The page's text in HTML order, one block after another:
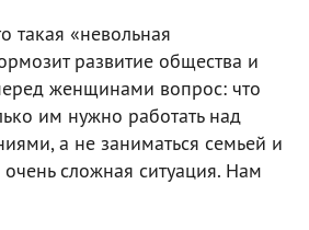
такая «невольная
развитие общества и
женщинами вопрос: что
им нужно работать над
а не заниматься семьей и
сложная ситуация. Нам